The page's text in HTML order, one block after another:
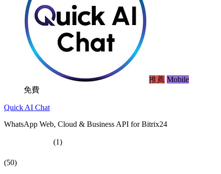
推薦 Mobile
免費
Quick AI Chat
WhatsApp Web, Cloud & Business API for Bitrix24
(1)
(50)